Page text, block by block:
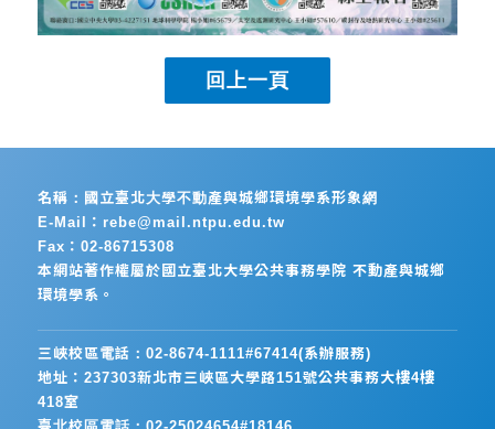
三峽校區電話：02-8674-1111#67414(系辦服務)
地址：237303新北市三峽區大學路151號公共事務大樓4樓
418室
名稱：國立臺北大學不動產與城鄉環境學系形象網
E-Mail：rebe@mail.ntpu.edu.tw
Fax：02-86715308
本網站著作權屬於國立臺北大學公共事務學院 不動產與城鄉
環境學系。